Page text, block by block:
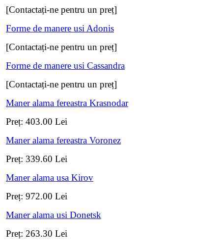
[Contactați-ne pentru un preț]
Forme de manere usi Adonis
[Contactați-ne pentru un preț]
Forme de manere usi Cassandra
[Contactați-ne pentru un preț]
Maner alama fereastra Krasnodar
Preț: 403.00 Lei
Maner alama fereastra Voronez
Preț: 339.60 Lei
Maner alama usa Kirov
Preț: 972.00 Lei
Maner alama usi Donetsk
Preț: 263.30 Lei